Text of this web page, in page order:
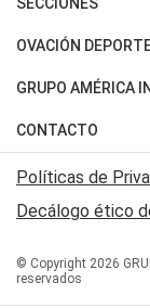
Política
Judiciales
Economia
Horóscopo
Motores
Trucos caseros
Series y Películas
Edictos y
OVACIÓN
Fútbol
Mundial
Automovilismo
Rugby
Básquet
GRUPO AMÉRICA
Canal 7 en Vivo
San Juan 8
CONTACTO
Acerca de
Contactanos
Políticas de
Decálogo ético
© Copyright 2026
reservados